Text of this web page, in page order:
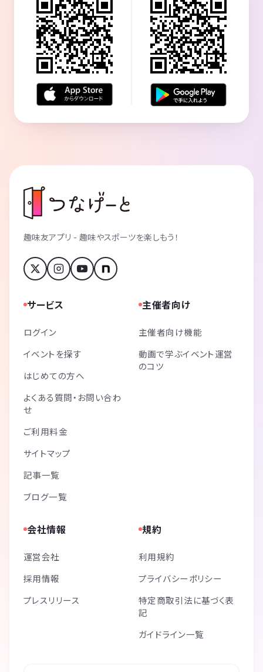
趣味友アプリ - 趣味やスポーツを楽しもう！
サービス
ログイン
イベントを探す
はじめての方へ
よくある質問・お問い合わ
せ
ご利用料金
サイトマップ
記事一覧
ブログ一覧
主催者向け
主催者向け機能
動画で学ぶイベント運営
のコツ
会社情報
運営会社
採用情報
プレスリリース
規約
利用規約
プライバシーポリシー
特定商取引法に基づく表
記
ガイドライン一覧